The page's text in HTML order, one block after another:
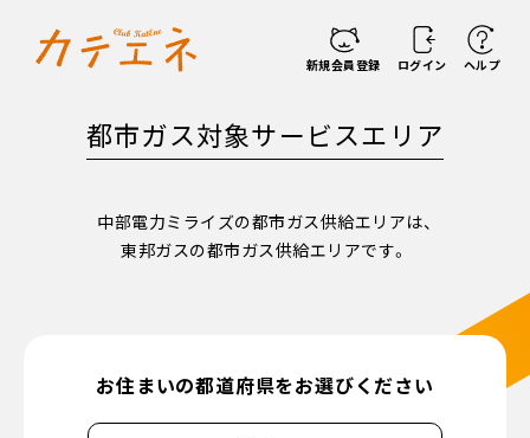
新規会員登録 ログイン ヘルプ
都市ガス対象サービスエリア
中部電力ミライズの都市ガス供給エリアは、
東邦ガスの都市ガス供給エリアです。
お住まいの都道府県をお選びください